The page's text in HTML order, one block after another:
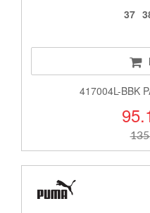
37
417004L-BBK